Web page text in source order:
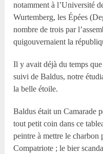
notamment à l’Université
Wurtemberg, les Épées
nombre de trois par
quigouvernaient la
Il y avait déjà du temps
suivi de Baldus, notre
la belle étoile.
Baldus était un Camarade
tout petit coin dans ce
peintre à mettre le charbon
Compatriote ; le bier